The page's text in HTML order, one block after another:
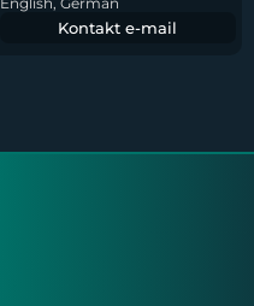
Kontakt e-mail